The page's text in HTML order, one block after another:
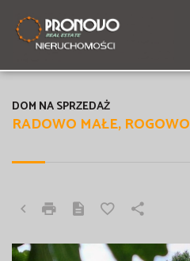
RADOWO MAŁE, ROGOWO
DOM NA SPRZEDAŻ